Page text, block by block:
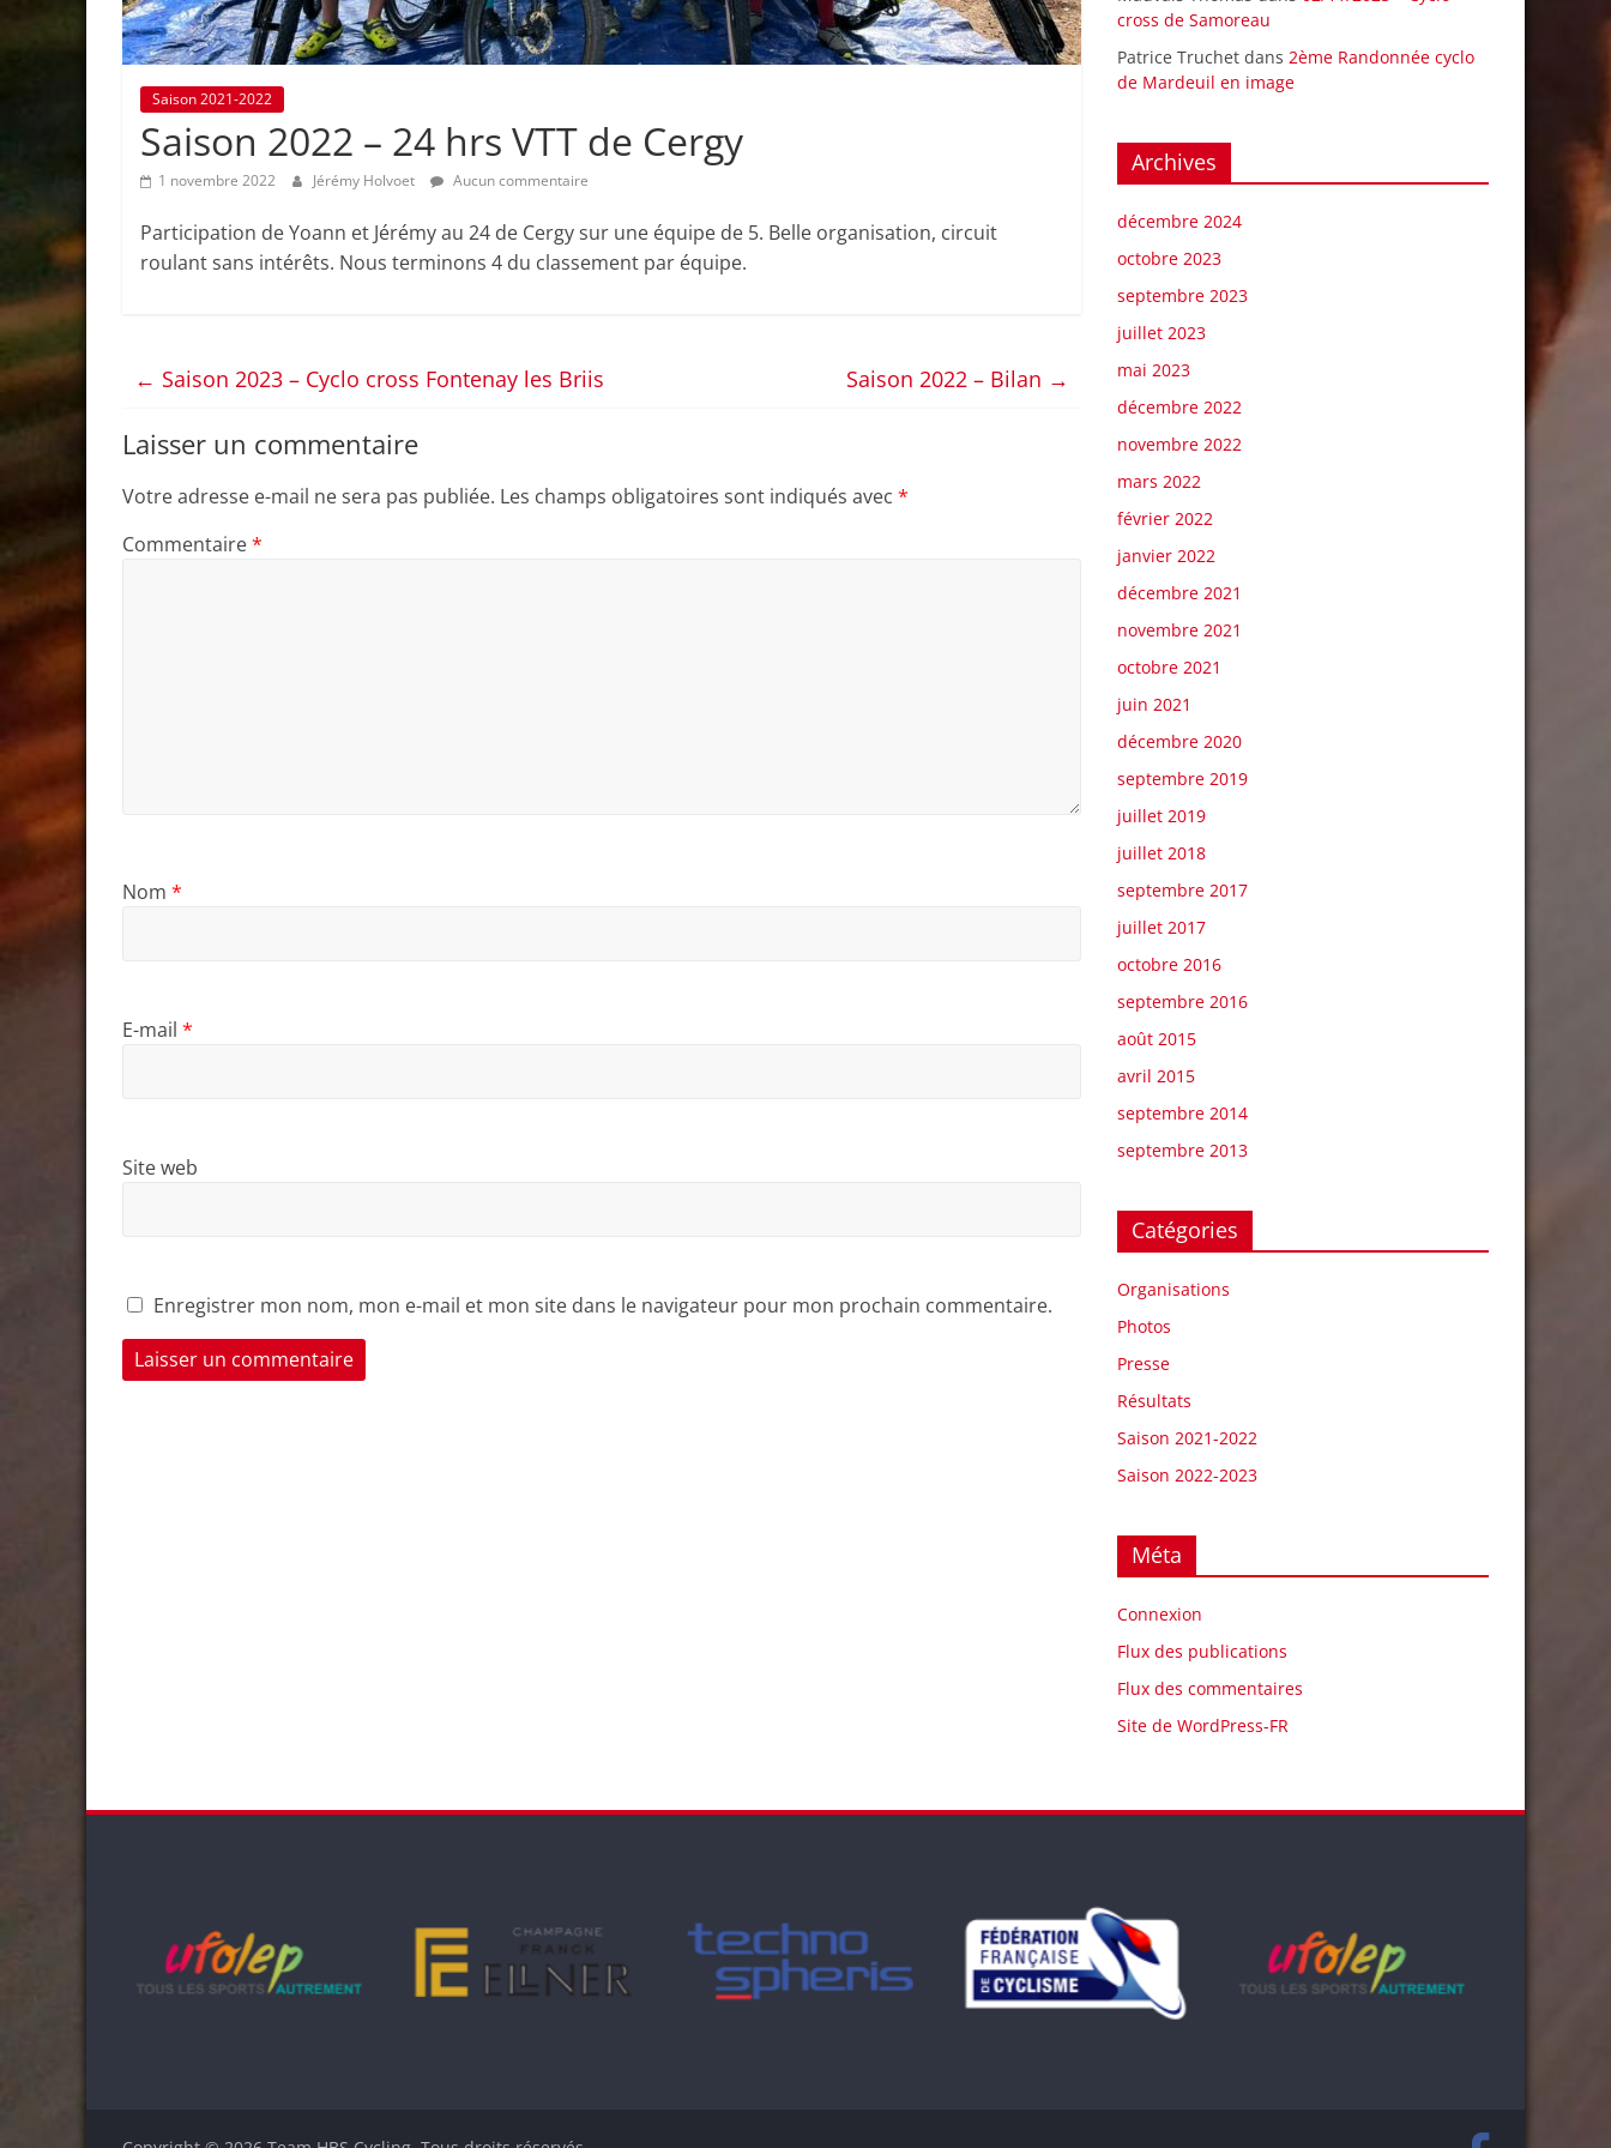
Saison 2021-2022
Saison 2022 – 24 hrs VTT de Cergy
1 novembre 2022 Jérémy Holvoet Aucun commentaire
Participation de Yoann et Jérémy au 24 de Cergy sur une équipe de 5. Belle organisation, circuit
roulant sans intérêts. Nous terminons 4 du classement par équipe.
← Saison 2023 – Cyclo cross Fontenay les Briis Saison 2022 – Bilan →
Laisser un commentaire
Votre adresse e-mail ne sera pas publiée. Les champs obligatoires sont indiqués avec *
Commentaire*
Nom *
E-mail *
Site web
Enregistrer mon nom, mon e-mail et mon site dans le navigateur pour mon prochain commentaire.
cross de Samoreau
Patrice Truchet dans 2ème Randonnée cyclo
de Mardeuil en image
Archives
décembre 2024
octobre 2023
septembre 2023
juillet 2023
mai 2023
décembre 2022
novembre 2022
mars 2022
février 2022
janvier 2022
décembre 2021
novembre 2021
octobre 2021
juin 2021
décembre 2020
septembre 2019
juillet 2019
juillet 2018
septembre 2017
juillet 2017
octobre 2016
septembre 2016
août 2015
avril 2015
septembre 2014
septembre 2013
Catégories
Organisations
Photos
Presse
Résultats
Saison 2021-2022
Saison 2022-2023
Méta
Connexion
Flux des publications
Flux des commentaires
Site de WordPress-FR